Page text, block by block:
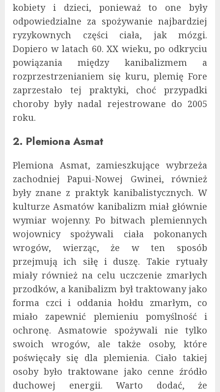
kobiety i dzieci, ponieważ to one były
odpowiedzialne za spożywanie najbardziej
ryzykownych części ciała, jak mózgi.
Dopiero w latach 60. XX wieku, po odkryciu
powiązania między kanibalizmem a
rozprzestrzenianiem się kuru, plemię Fore
zaprzestało tej praktyki, choć przypadki
choroby były nadal rejestrowane do 2005
roku​​.
2. Plemiona Asmat
Plemiona Asmat, zamieszkujące wybrzeża
zachodniej Papui-Nowej Gwinei, również
były znane z praktyk kanibalistycznych. W
kulturze Asmatów kanibalizm miał głównie
wymiar wojenny. Po bitwach plemiennych
wojownicy spożywali ciała pokonanych
wrogów, wierząc, że w ten sposób
przejmują ich siłę i duszę. Takie rytuały
miały również na celu uczczenie zmarłych
przodków, a kanibalizm był traktowany jako
forma czci i oddania hołdu zmarłym, co
miało zapewnić plemieniu pomyślność i
ochronę. Asmatowie spożywali nie tylko
swoich wrogów, ale także osoby, które
poświęcały się dla plemienia. Ciało takiej
osoby było traktowane jako cenne źródło
duchowej energii. Warto dodać, że